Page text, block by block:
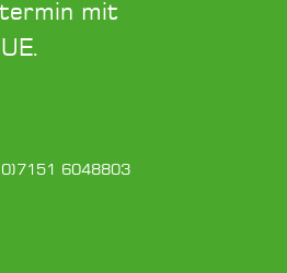
mit
6048803